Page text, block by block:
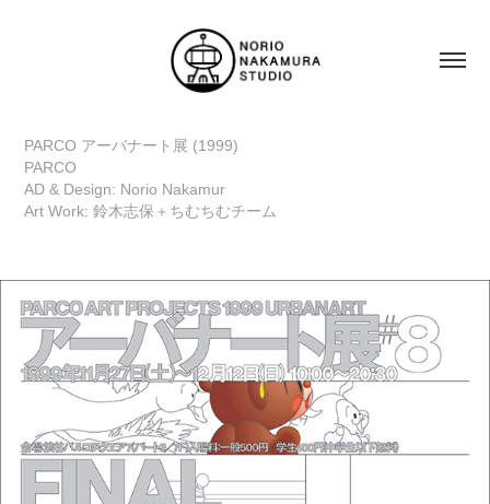
PARCO アーバナート展 (1999)
PARCO
AD & Design: Norio Nakamur
Art Work: 鈴木志保＋ちむちむチーム